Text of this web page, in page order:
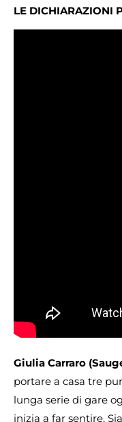
LE DICHIARAZIONI
Giulia Carraro
portare a casa tre
lunga serie di gare
inizia a far sentire.